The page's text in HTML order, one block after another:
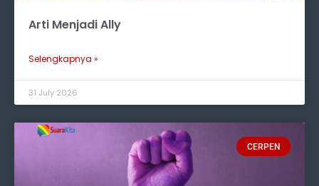
Arti Menjadi Ally
Selengkapnya »
31 July 2026
CERPEN